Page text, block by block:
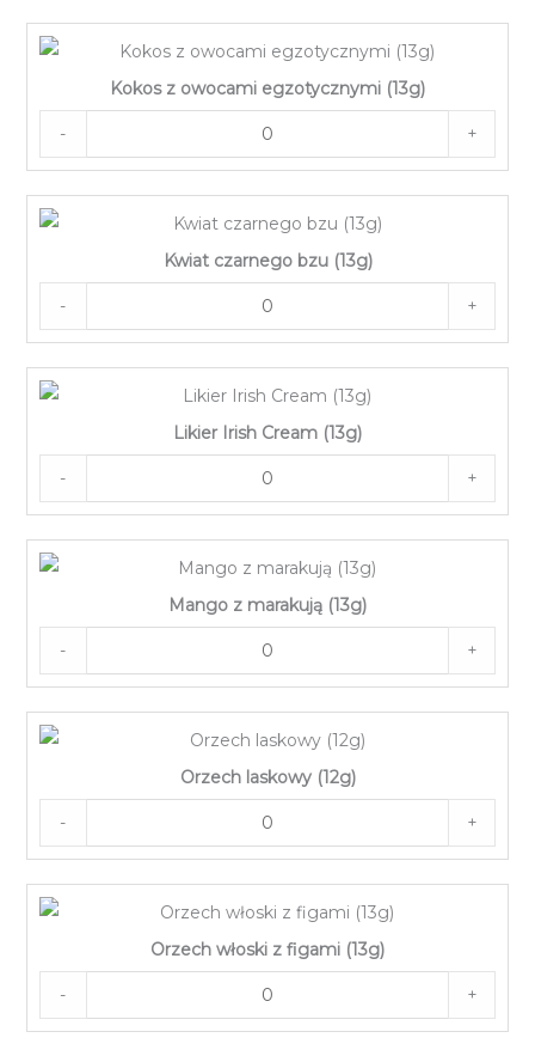
Kokos z owocami egzotycznymi (13g)
- +
Kwiat czarnego bzu (13g)
- +
Likier Irish Cream (13g)
- +
Mango z marakują (13g)
- +
Orzech laskowy (12g)
- +
Orzech włoski z figami (13g)
- +